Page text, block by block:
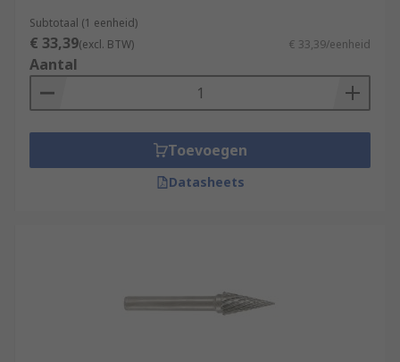
Subtotaal (1 eenheid)
€ 33,39(excl. BTW) € 33,39/eenheid
Aantal
Toevoegen
Datasheets